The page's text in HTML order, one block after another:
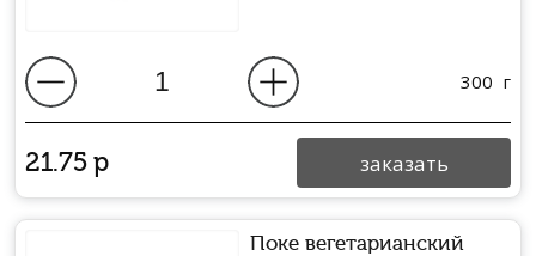
300 г
21.75р заказать
Поке вегетарианский